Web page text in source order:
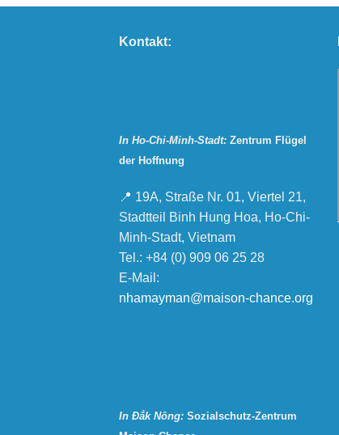
Kontakt:
In Ho-Chi-Minh-Stadt: Zentrum Flügel
der Hoffnung
📍 19A, Straße Nr. 01, Viertel 21,
Stadtteil Binh Hung Hoa, Ho-Chi-
Minh-Stadt, Vietnam
Tel.: +84 (0) 909 06 25 28
E-Mail:
nhamayman@maison-chance.org
In Đắk Nông: Sozialschutz-Zentrum